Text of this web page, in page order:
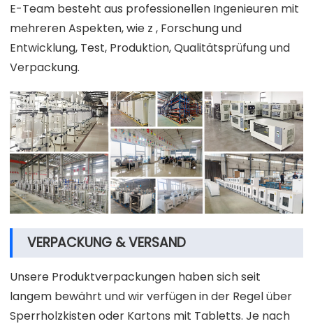
E-Team besteht aus professionellen Ingenieuren mit
mehreren Aspekten, wie z , Forschung und
Entwicklung, Test, Produktion, Qualitätsprüfung und
Verpackung.
VERPACKUNG & VERSAND
Unsere Produktverpackungen haben sich seit
langem bewährt und wir verfügen in der Regel über
Sperrholzkisten oder Kartons mit Tabletts. Je nach